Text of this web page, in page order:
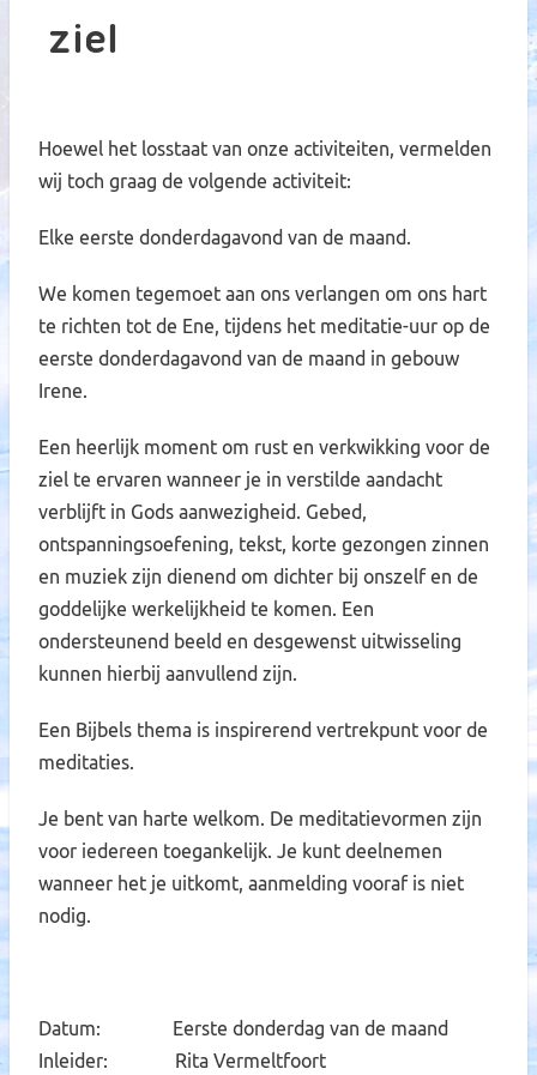
ziel
Hoewel het losstaat van onze activiteiten, vermelden
wij toch graag de volgende activiteit:
Elke eerste donderdagavond van de maand.
We komen tegemoet aan ons verlangen om ons hart
te richten tot de Ene, tijdens het meditatie-uur op de
eerste donderdagavond van de maand in gebouw
Irene.
Een heerlijk moment om rust en verkwikking voor de
ziel te ervaren wanneer je in verstilde aandacht
verblijft in Gods aanwezigheid. Gebed,
ontspanningsoefening, tekst, korte gezongen zinnen
en muziek zijn dienend om dichter bij onszelf en de
goddelijke werkelijkheid te komen. Een
ondersteunend beeld en desgewenst uitwisseling
kunnen hierbij aanvullend zijn.
Een Bijbels thema is inspirerend vertrekpunt voor de
meditaties.
Je bent van harte welkom. De meditatievormen zijn
voor iedereen toegankelijk. Je kunt deelnemen
wanneer het je uitkomt, aanmelding vooraf is niet
nodig.
Datum: Eerste donderdag van de maand
Inleider: Rita Vermeltfoort